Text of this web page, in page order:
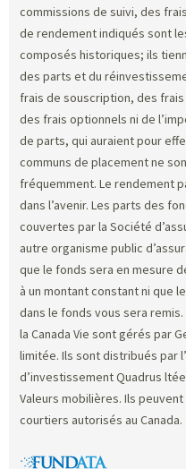
commissions de suivi, des
de rendement indiqués sont
composés historiques; ils
des parts et du
frais de souscription, des
des frais optionnels ni de
de parts, qui auraient pour
communs de placement ne
fréquemment. Le rendement
dans l’avenir. Les parts des
couvertes par la Société
autre organisme public
que le fonds sera en mesure
à un montant constant ni que
dans le fonds vous sera
la Canada Vie sont gérés par
limitée. Ils sont distribués par
d’investissement Quadrus
Valeurs mobilières. Ils
courtiers autorisés au Canada.